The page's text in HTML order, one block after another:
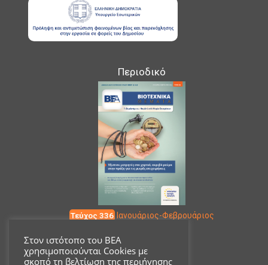
Περιοδικό
Τεύχος 336 Ιανουάριος-Φεβρουάριος
Επικοινωνία
Στον ιστότοπο του ΒΕΑ
χρησιμοποιούνται Cookies με
σκοπό τη βελτίωση της περιήγησης